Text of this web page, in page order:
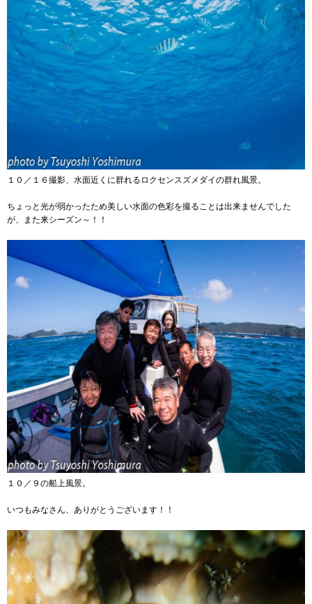
１０／１６撮影、水面近くに群れるロクセンスズメダイの群れ風景。
ちょっと光が弱かったため美しい水面の色彩を撮ることは出来ませんでした
が、また来シーズン～！！
１０／９の船上風景。
いつもみなさん、ありがとうございます！！